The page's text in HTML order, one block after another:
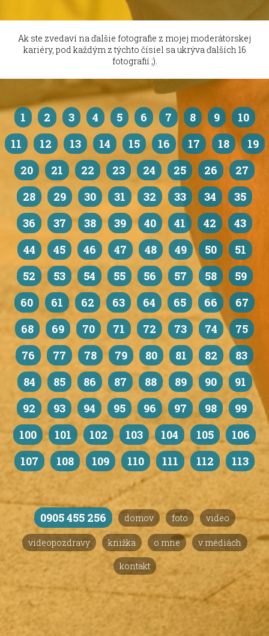
Ak ste zvedaví na ďalšie fotografie z mojej moderátorskej
kariéry, pod každým z týchto čísiel sa ukrýva ďalších 16
fotografií ;).
1 2 3 4 5 6 7 8 9
10
11
12 13 14 15 16 17 18
19
20
21 22 23 24 25 26
27
28
29 30 31 32 33 34
35
36
37 38 39 40 41 42
43
44
45 46 47 48 49 50
51
52
53 54 55 56 57 58
59
60
61 62 63 64 65 66
67
68
69 70 71 72 73 74
75
76
77 78 79 80 81 82
83
84
85 86 87 88 89 90
91
92
93 94 95 96 97 98
99
100
101 102 103 104 105
106
107
108 109 110 111 112 113
0905 455 256 domov foto video
videopozdravy knižka o mne v médiách
kontakt